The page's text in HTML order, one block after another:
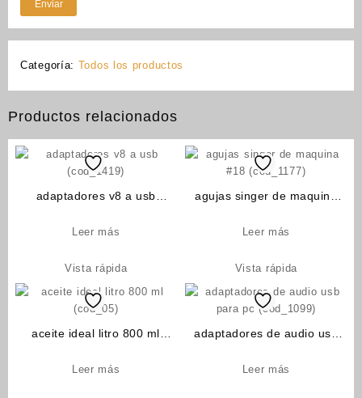
Categoría: Todos los productos
Productos relacionados
adaptadores v8 a usb
Leer más
Vista rápida
agujas singer de maquina
Leer más
Vista rápida
aceite ideal litro 800 ml
Leer más
adaptadores de audio usb
Leer más